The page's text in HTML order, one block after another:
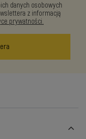
danych osobowych
z informacją
prywatności.